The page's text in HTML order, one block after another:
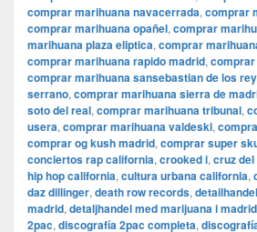
comprar marihuana navacerrada, comprar
comprar marihuana opañel, comprar
marihuana plaza eliptica, comprar
comprar marihuana rapido madrid,
comprar marihuana sansebastian de los
serrano, comprar marihuana sierra de
soto del real, comprar marihuana tribunal,
usera, comprar marihuana valdeski,
comprar og kush madrid, comprar super
conciertos rap california, crooked i, cruz
hip hop california, cultura urbana california,
daz dillinger, death row records,
madrid, detaljhandel med marijuana i madrid
2pac, discografía 2pac completa,